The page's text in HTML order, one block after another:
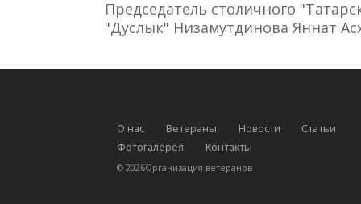
Председатель столичного
"Дуслык" Низамутдинова Яннат
О нас Ветераны Новости
Статьи
Фотогалерея
Контакты
© 2026Организация ветеранов